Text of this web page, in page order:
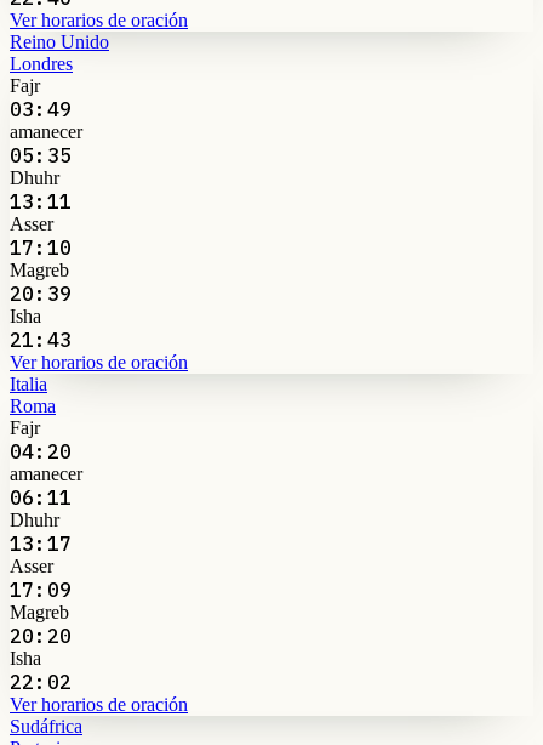
Ver horarios de oración
Reino Unido
Londres
Fajr
03:49
amanecer
05:35
Dhuhr
13:11
Asser
17:10
Magreb
20:39
Isha
21:43
Ver horarios de oración
Italia
Roma
Fajr
04:20
amanecer
06:11
Dhuhr
13:17
Asser
17:09
Magreb
20:20
Isha
22:02
Ver horarios de oración
Sudáfrica